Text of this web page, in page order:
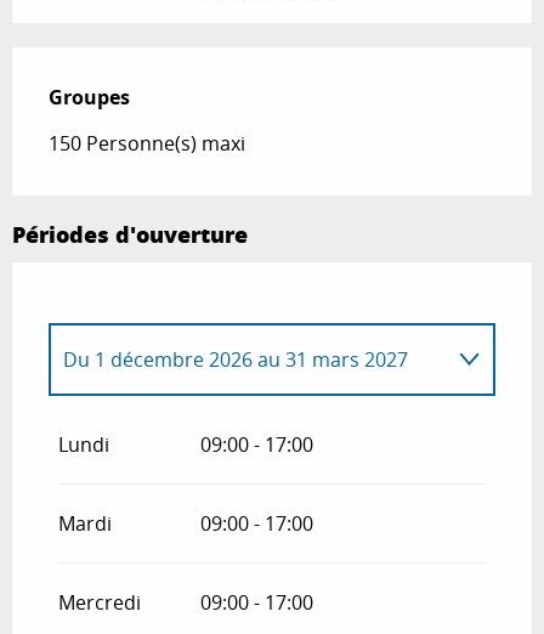
Groupes
Groupes
150 Personne(s) maxi
Périodes d'ouverture
Du 1 décembre 2026au 31 mars 2027
Lundi 09:00 - 17:00
Mardi 09:00 - 17:00
Mercredi 09:00 - 17:00